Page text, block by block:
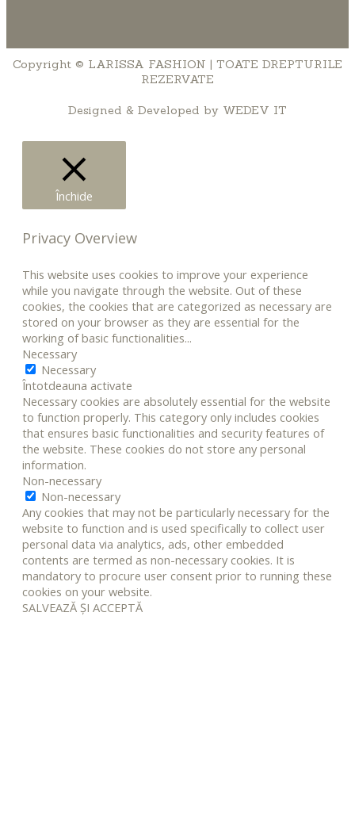
Copyright © LARISSA FASHION | TOATE DREPTURILE
REZERVATE
Designed & Developed by WEDEV IT
Închide
Privacy Overview
This website uses cookies to improve your experience
while you navigate through the website. Out of these
cookies, the cookies that are categorized as necessary are
stored on your browser as they are essential for the
working of basic functionalities...
Necessary
Necessary
Întotdeauna activate
Necessary cookies are absolutely essential for the website
to function properly. This category only includes cookies
that ensures basic functionalities and security features of
the website. These cookies do not store any personal
information.
Non-necessary
Non-necessary
Any cookies that may not be particularly necessary for the
website to function and is used specifically to collect user
personal data via analytics, ads, other embedded
contents are termed as non-necessary cookies. It is
mandatory to procure user consent prior to running these
cookies on your website.
SALVEAZĂ ȘI ACCEPTĂ